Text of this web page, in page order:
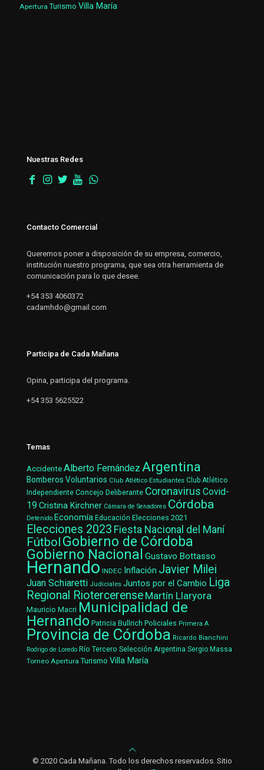
Apertura Turismo Villa María
Nuestras Redes
Contacto Comercial
Queremos poner a disposición de su empresa, comercio,
institución nuestro programa, que sea otra herramienta de
comunicación para lo que desee.
+54 353 4060372
cadamhdo@gmail.com
Participa de Cada Mañana
Opina, participa del programa.
+54 353 5625522
Temas
AccidenteAlberto Fernández Argentina
Bomberos Voluntarios Club Atlético Estudiantes Club Atlético
Independiente Concejo Deliberante Coronavirus Covid-
19 Cristina Kirchner Cámara de Senadores Córdoba
Detenido Economía Educación Elecciones 2021
Elecciones 2023 Fiesta Nacional del Maní
Fútbol Gobierno de Córdoba
Gobierno Nacional Gustavo Bottasso
Hernando INDEC Inflación Javier Milei
Juan Schiaretti Judiciales Juntos por el Cambio Liga
Regional Riotercerense Martín Llaryora
Mauricio Macri Municipalidad de
Hernando Patricia Bullrich Policiales Primera A
Provincia de Córdoba Ricardo Bianchini
Rodrigo de Loredo Río Tercero Selección Argentina Sergio Massa
Torneo Apertura Turismo Villa María
© 2020 Cada Mañana. Todo los derechos reservados. Sitio